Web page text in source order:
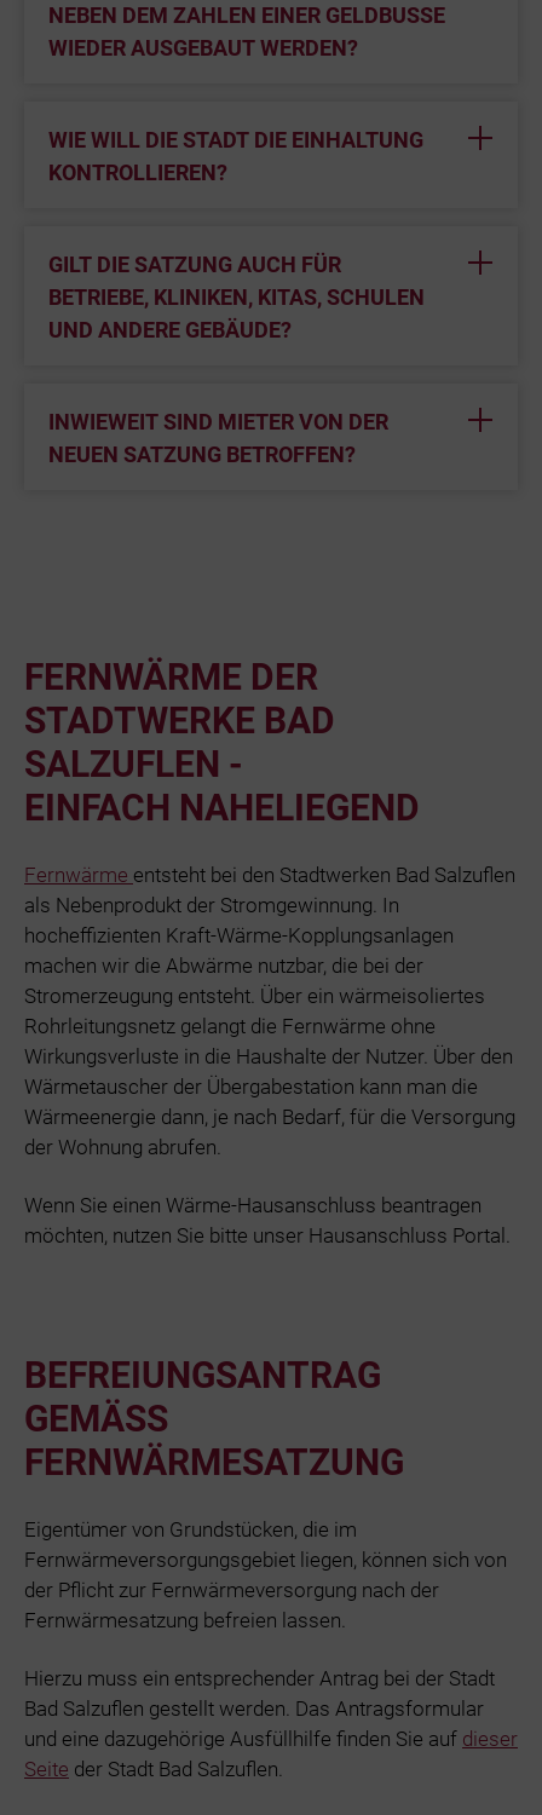
NEBEN DEM ZAHLEN EINER GELDBUSSE
WIEDER AUSGEBAUT WERDEN?
WIE WILL DIE STADT DIE EINHALTUNG
KONTROLLIEREN?
GILT DIE SATZUNG AUCH FÜR
BETRIEBE, KLINIKEN, KITAS, SCHULEN
UND ANDERE GEBÄUDE?
INWIEWEIT SIND MIETER VON DER
NEUEN SATZUNG BETROFFEN?
FERNWÄRME DER
STADTWERKE BAD
SALZUFLEN -
EINFACH NAHELIEGEND
Fernwärme entsteht bei den Stadtwerken Bad Salzuflen
als Nebenprodukt der Stromgewinnung. In
hocheffizienten Kraft-Wärme-Kopplungsanlagen
machen wir die Abwärme nutzbar, die bei der
Stromerzeugung entsteht. Über ein wärmeisoliertes
Rohrleitungsnetz gelangt die Fernwärme ohne
Wirkungsverluste in die Haushalte der Nutzer. Über den
Wärmetauscher der Übergabestation kann man die
Wärmeenergie dann, je nach Bedarf, für die Versorgung
der Wohnung abrufen.
Wenn Sie einen Wärme-Hausanschluss beantragen
möchten, nutzen Sie bitte unser Hausanschluss Portal.
BEFREIUNGSANTRAG
GEMÄSS F
ERNWÄRMESATZUNG
Eigentümer von Grundstücken, die im
Fernwärmeversorgungsgebiet liegen, können sich von
der Pflicht zur Fernwärmeversorgung nach der
Fernwärmesatzung befreien lassen.
Hierzu muss ein entsprechender Antrag bei der Stadt
Bad Salzuflen gestellt werden. Das Antragsformular
und eine dazugehörige Ausfüllhilfe finden Sie auf dieser
Seite der Stadt Bad Salzuflen.